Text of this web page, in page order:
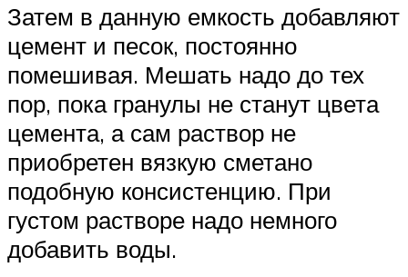
Затем в данную емкость добавляют
цемент и песок, постоянно
помешивая. Мешать надо до тех
пор, пока гранулы не станут цвета
цемента, а сам раствор не
приобретен вязкую сметано
подобную консистенцию. При
густом растворе надо немного
добавить воды.